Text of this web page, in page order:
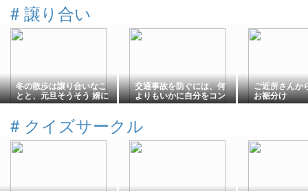
# 譲り合い
冬の散歩は譲り合いなこ
とと、元旦そうそう 婿に
笑われていたこと
交通事故を防ぐには、何
よりもいかに自分をコン
トロールするか？が重
ご近所さんか
お裾分け
# クイズサークル